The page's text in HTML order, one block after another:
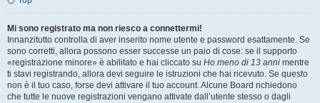
Mi sono registrato ma non riesco a connettermi!
Innanzitutto controlla di aver inserito nome utente e password esattamente. Se
sono corretti, allora possono esser successe un paio di cose: se il supporto
«registrazione minore» è abilitato e hai cliccato su Ho meno di 13 anni mentre
ti stavi registrando, allora devi seguire le istruzioni che hai ricevuto. Se questo
non è il tuo caso, forse devi attivare il tuo account. Alcune Board richiedono
che tutte le nuove registrazioni vengano attivate dall’utente stesso o dagli